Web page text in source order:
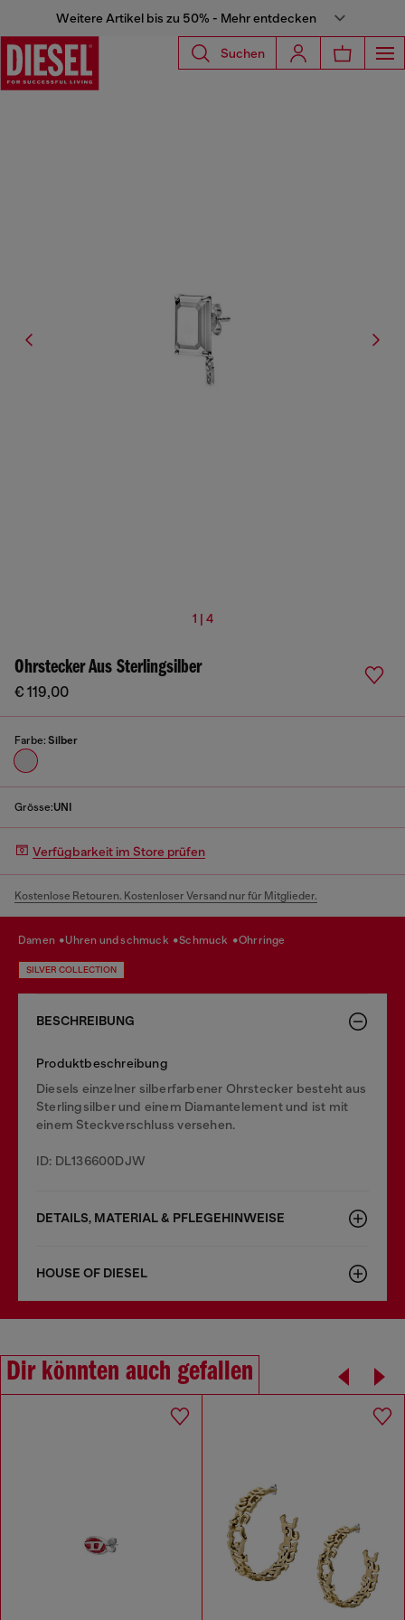
Weitere Artikel bis zu 50% - Mehr entdecken
Suchen
1 | 4
Ohrstecker Aus Sterlingsilber
€ 119,00
Farbe: Silber
Grösse:UNI
Verfügbarkeit im Store prüfen
Kostenlose Retouren. Kostenloser Versand nur für Mitglieder.
damen uhren und schmuck schmuck ohrringe
SILVER COLLECTION
BESCHREIBUNG
Produktbeschreibung
Diesels einzelner silberfarbener Ohrstecker besteht aus
Sterlingsilber und einem Diamantelement und ist mit
einem Steckverschluss versehen.
ID: DL136600DJW
DETAILS, MATERIAL & PFLEGEHINWEISE
HOUSE OF DIESEL
Dir könnten auch gefallen